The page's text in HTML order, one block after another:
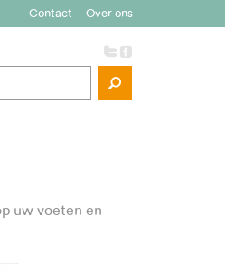
Over ons
Contact
uw voeten en